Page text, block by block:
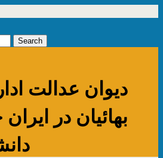
دیوان عدالت
بهائیان در